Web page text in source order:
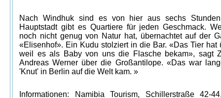
Nach Windhuk sind es von hier aus sechs
Hauptstadt gibt es Quartiere für jeden Geschmack.
noch nicht genug von Natur hat, übernachtet auf der
«Elisenhof». Ein Kudu stolziert in die Bar. «Das Tier hat
weil es als Baby von uns die Flasche bekam», sagt
Andreas Werner über die Großantilope. «Das war
'Knut' in Berlin auf die Welt kam. »
Informationen: Namibia Tourism, Schillerstraße 42-